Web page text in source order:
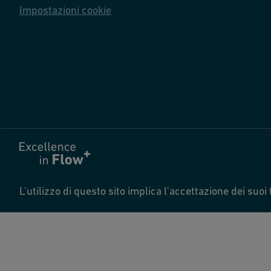
Impostazioni cookie
L'utilizzo di questo sito implica l'accettazione dei